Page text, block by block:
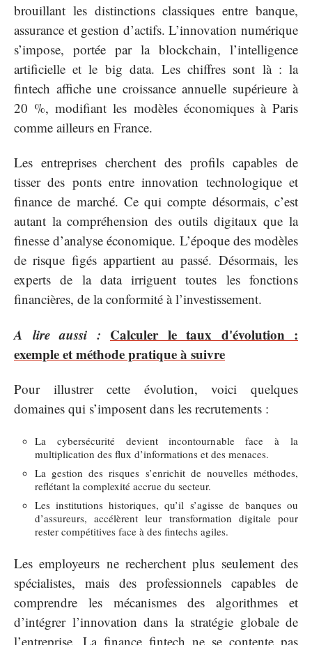
brouillant les distinctions classiques entre banque,
assurance et gestion d’actifs. L’innovation numérique
s’impose, portée par la blockchain, l’intelligence
artificielle et le big data. Les chiffres sont là : la
fintech affiche une croissance annuelle supérieure à
20 %, modifiant les modèles économiques à Paris
comme ailleurs en France.
Les entreprises cherchent des profils capables de
tisser des ponts entre innovation technologique et
finance de marché. Ce qui compte désormais, c’est
autant la compréhension des outils digitaux que la
finesse d’analyse économique. L’époque des modèles
de risque figés appartient au passé. Désormais, les
experts de la data irriguent toutes les fonctions
financières, de la conformité à l’investissement.
A lire aussi : Calculer le taux d'évolution :
exemple et méthode pratique à suivre
Pour illustrer cette évolution, voici quelques
domaines qui s’imposent dans les recrutements :
La cybersécurité devient incontournable face à la
multiplication des flux d’informations et des menaces.
La gestion des risques s’enrichit de nouvelles méthodes,
reflétant la complexité accrue du secteur.
Les institutions historiques, qu’il s’agisse de banques ou
d’assureurs, accélèrent leur transformation digitale pour
rester compétitives face à des fintechs agiles.
Les employeurs ne recherchent plus seulement des
spécialistes, mais des professionnels capables de
comprendre les mécanismes des algorithmes et
d’intégrer l’innovation dans la stratégie globale de
l’entreprise. La finance fintech ne se contente pas